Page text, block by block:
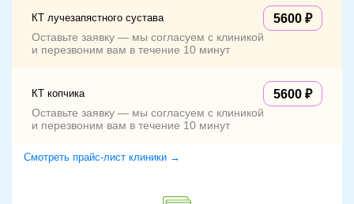
КТ лучезапястного сустава 5600
Оставьте заявку — мы согласуем с клиникой
и перезвоним вам в течение 10 минут
КТ копчика 5600
Оставьте заявку — мы согласуем с клиникой
и перезвоним вам в течение 10 минут
Смотреть прайс-лист клиники →